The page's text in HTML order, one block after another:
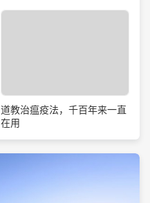
道教治瘟疫法，千百年来一直
在用